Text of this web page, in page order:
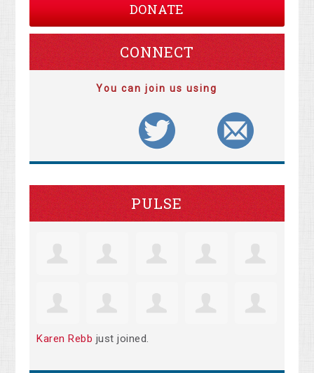
DONATE
CONNECT
You can join us using
PULSE
Karen Rebb just joined.